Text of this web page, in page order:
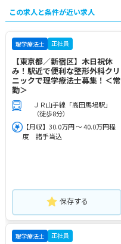
この求人と条件が近い求人
理学療法士 正社員
【東京都／新宿区】木日祝休
み！駅近で便利な整形外科クリ
ニックで理学療法士募集！＜常
勤＞
ＪＲ山手線「高田馬場駅」
（徒歩8分）
【月収】30.0万円 ～ 40.0万円程
度 諸手当込
保存する
理学療法士 正社員